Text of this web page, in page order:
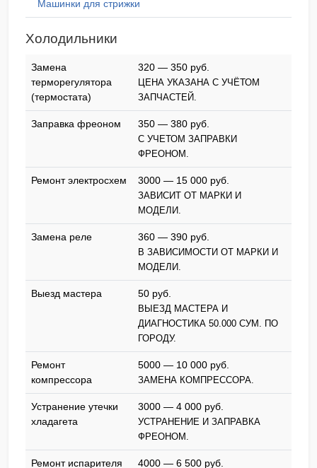
Машинки для стрижки
Холодильники
Замена
терморегулятора
(термостата)
320 — 350 pyб.
ЦЕНА УКАЗАНА С УЧЁТОМ
ЗАПЧАСТЕЙ.
Заправка фреоном 350 — 380 pyб.
С УЧЕТОМ ЗАПРАВКИ
ФРЕОНОМ.
Ремонт электросхем 3000 — 15 000 pyб.
ЗАВИСИТ ОТ МАРКИ И
МОДЕЛИ.
Замена реле 360 — 390 pyб.
В ЗАВИСИМОСТИ ОТ МАРКИ И
МОДЕЛИ.
Выезд мастера 50 pyб.
ВЫЕЗД МАСТЕРА И
ДИАГНОСТИКА 50.000 СУМ. ПО
ГОРОДУ.
Ремонт
компрессора
5000 — 10 000 pyб.
ЗАМЕНА КОМПРЕССОРА.
Устранение утечки
хладагета
3000 — 4 000 pyб.
УСТРАНЕНИЕ И ЗАПРАВКА
ФРЕОНОМ.
Ремонт испарителя 4000 — 6 500 pyб.